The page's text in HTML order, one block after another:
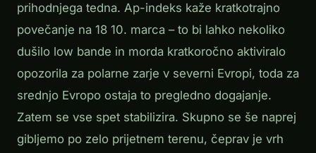
prihodnjega tedna. Ap-indeks kaže kratkotrajno
povečanje na 18 10. marca – to bi lahko nekoliko
dušilo low bande in morda kratkoročno aktiviralo
opozorila za polarne zarje v severni Evropi, toda za
srednjo Evropo ostaja to pregledno dogajanje.
Zatem se vse spet stabilizira. Skupno se še naprej
gibljemo po zelo prijetnem terenu, čeprav je vrh